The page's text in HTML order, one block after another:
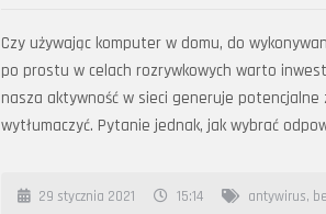
Czy używając komputer w domu, do
po prostu w celach rozrywkowych warto
nasza aktywność w sieci generuje
wytłumaczyć. Pytanie jednak, jak wybrać
29 stycznia 2021 15:14 antywirus,